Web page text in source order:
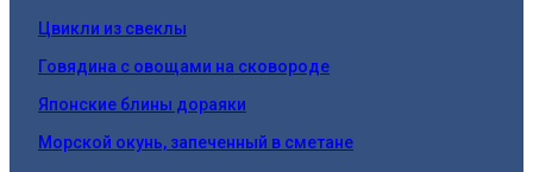
Цвикли из свеклы
Говядина с овощами на сковороде
Японские блины дораяки
Морской окунь, запеченный в сметане